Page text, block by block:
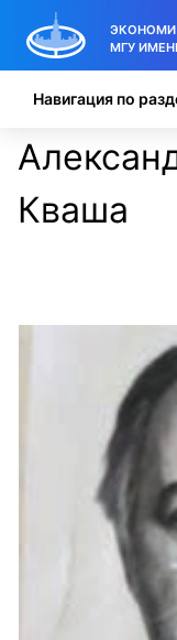
МГУ
Кваша
Навигация по